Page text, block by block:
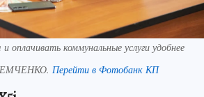
оплачивать коммунальные услуги удобнее
Перейти в Фотобанк КП